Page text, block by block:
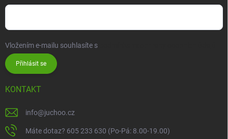
Vložením e-mailu souhlasíte s
Přihlásit se
KONTAKT
info@juchoo.cz
Máte dotaz? 605 233 630 (Po-Pá: 8.00-19.00)